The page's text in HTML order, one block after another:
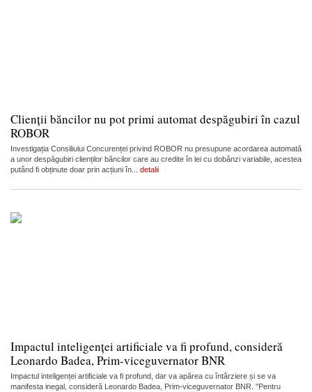
Clienții băncilor nu pot primi automat despăgubiri în cazul
ROBOR
Investigația Consiliului Concurenței privind ROBOR nu presupune acordarea automată
a unor despăgubiri clienților băncilor care au credite în lei cu dobânzi variabile, acestea
putând fi obținute doar prin acțiuni în... detalii
Impactul inteligenței artificiale va fi profund, consideră
Leonardo Badea, Prim-viceguvernator BNR
Impactul inteligenței artificiale va fi profund, dar va apărea cu întârziere și se va
manifesta inegal, consideră Leonardo Badea, Prim-viceguvernator BNR. "Pentru